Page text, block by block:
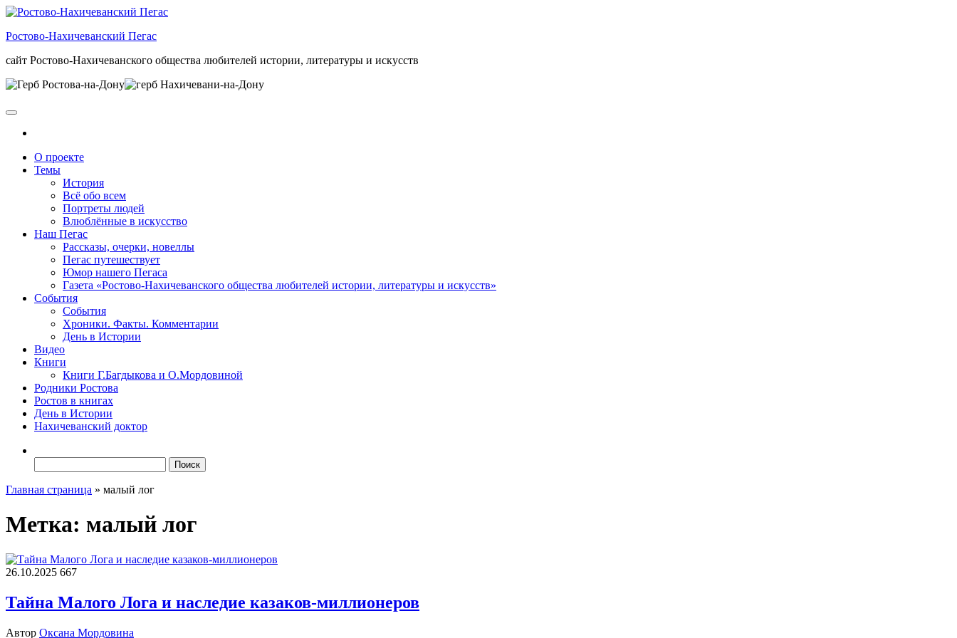
Skip
the
Ростово-Нахичеванский Пегас
сайт Ростово-Нахичеванского общества любителей истории, литературы и искусств
О проекте
Темы
История
Всё обо всем
Портреты людей
Влюблённые в искусство
Наш Пегас
Рассказы, очерки, новеллы
Пегас путешествует
Юмор нашего Пегаса
Газета «Ростово-Нахичеванского общества любителей истории, литературы и искусств»
События
События
Хроники. Факты. Комментарии
День в Истории
Видео
Книги
Книги Г.Багдыкова и О.Мордовиной
Родники Ростова
Ростов в книгах
День в Истории
Нахичеванский доктор
Главная страница » малый лог
Метка: малый лог
26.10.2025 667
Тайна Малого Лога и наследие казаков-миллионеров
Автор Оксана Мордовина